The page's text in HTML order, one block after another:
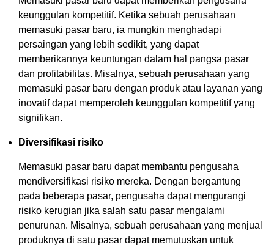
keunggulan kompetitif. Ketika sebuah perusahaan
memasuki pasar baru, ia mungkin menghadapi
persaingan yang lebih sedikit, yang dapat
memberikannya keuntungan dalam hal pangsa pasar
dan profitabilitas. Misalnya, sebuah perusahaan yang
memasuki pasar baru dengan produk atau layanan yang
inovatif dapat memperoleh keunggulan kompetitif yang
signifikan.
Diversifikasi risiko
Memasuki pasar baru dapat membantu pengusaha
mendiversifikasi risiko mereka. Dengan bergantung
pada beberapa pasar, pengusaha dapat mengurangi
risiko kerugian jika salah satu pasar mengalami
penurunan. Misalnya, sebuah perusahaan yang menjual
produknya di satu pasar dapat memutuskan untuk